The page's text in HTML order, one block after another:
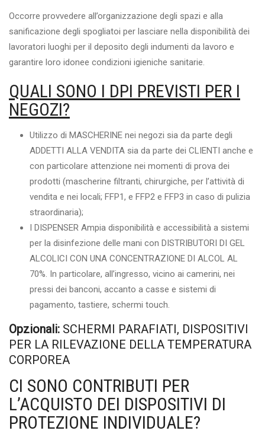
Occorre provvedere all’organizzazione degli spazi e alla
sanificazione degli spogliatoi per lasciare nella disponibilità dei
lavoratori luoghi per il deposito degli indumenti da lavoro e
garantire loro idonee condizioni igieniche sanitarie.
QUALI SONO I DPI PREVISTI PER I
NEGOZI?
Utilizzo di MASCHERINE nei negozi sia da parte degli
ADDETTI ALLA VENDITA sia da parte dei CLIENTI anche e
con particolare attenzione nei momenti di prova dei
prodotti (mascherine filtranti, chirurgiche, per l’attività di
vendita e nei locali; FFP1, e FFP2 e FFP3 in caso di pulizia
straordinaria);
I DISPENSER Ampia disponibilità e accessibilità a sistemi
per la disinfezione delle mani con DISTRIBUTORI DI GEL
ALCOLICI CON UNA CONCENTRAZIONE DI ALCOL AL
70%. In particolare, all’ingresso, vicino ai camerini, nei
pressi dei banconi, accanto a casse e sistemi di
pagamento, tastiere, schermi touch.
Opzionali: SCHERMI PARAFIATI, DISPOSITIVI
PER LA RILEVAZIONE DELLA TEMPERATURA
CORPOREA
CI SONO CONTRIBUTI PER
L’ACQUISTO DEI DISPOSITIVI DI
PROTEZIONE INDIVIDUALE?